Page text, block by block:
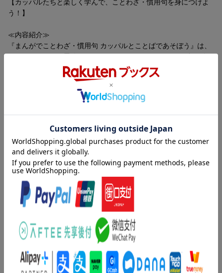
【カッパルたちと楽しく学んで、ことわざ・慣用句を身につけよ
う！】
≪内容紹介≫
『まんがでことわざ・慣用句 カッパルとことばであそぼう』は、
を楽しく学べる学習まんが。
好奇心旺盛なカッパのカッパル、いつも踊っているウサギのセキ
ト、マイペースなネコのニャンダなど、
「覆水盆に返らず」「猫の手も借りたい」「元も子もない」な
ど、学校や日常生活でよく耳にする言葉が盛りだくさん。
言葉を学ぶために作られたオリジナルストーリーだから、
「いつ、どうやって使えばいいの？」といった疑問も、まんがを
読み進めるうちに自然と解決します！
≪書籍の特長≫
?「この言葉、どう使う？」がまんがで一発解決！
日常生活によくあるシチュエーションで言葉が使われているの
で、どんな場面でどう使えばいいのかが自然と身につきます。
言葉のニュアンスまでしっかり理解でき、読む力も同時に鍛える
ことができます。
内容紹介（「BOOK」データベースより）
ゆるかわいいキャラクターで楽しく読める。まんがだから使い方
と意味が一度にわかる。語源や豆知識も一緒に学べる。墨絵×ゆる
さ。まんがサイト「ガッコミ」の人気連載、待望の書籍化。こと
わざ・慣用句・故事成語・四字熟語。
目次（「BOOK」データベースより）
三人寄れば… 烏合の衆 三人寄れば文殊の知恵／自己紹介タイ
ム１ 五十歩百歩／自己紹介タイム２ 漁夫の利／はじまりはじ
まり！ 幕が開く 満を持す／ニャンダのあこがれ 雀百までお